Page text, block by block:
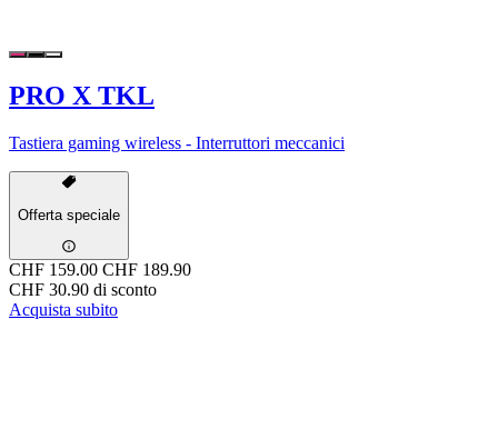
PRO X TKL
Tastiera gaming wireless - Interruttori meccanici
Offerta speciale
CHF 159.00 CHF 189.90
CHF 30.90 di sconto
Acquista subito